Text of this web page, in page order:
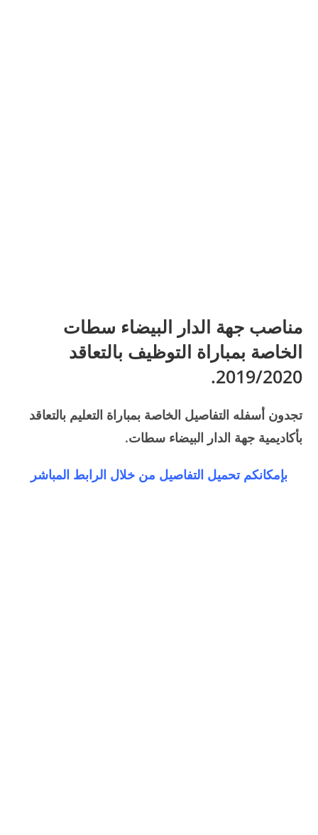
مناصب جهة الدار البيضاء سطات
الخاصة بمباراة التوظيف بالتعاقد
2019/2020.
تجدون أسفله التفاصيل الخاصة بمباراة التعليم بالتعاقد
بأكاديمية جهة الدار البيضاء سطات.
بإمكانكم تحميل التفاصيل من خلال الرابط المباشر